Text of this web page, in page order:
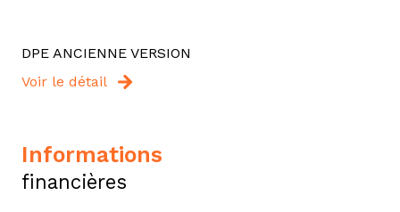
DPE ANCIENNE VERSION
Voir le détail
informations
financières